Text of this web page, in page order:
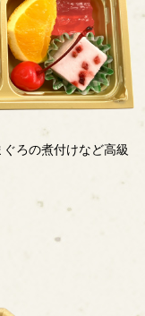
ろの煮付けなど高級